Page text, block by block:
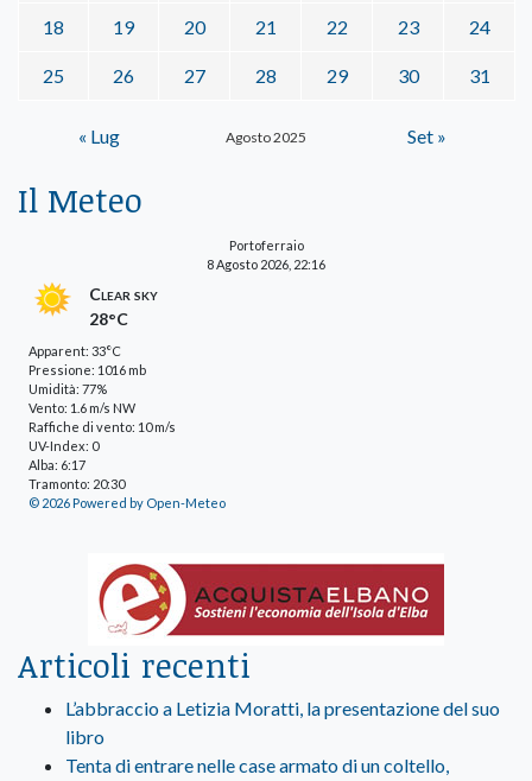
Agosto 2025
18 19 20 21 22 23 24
25 26 27 28 29 30 31
« Lug Set »
Il Meteo
Portoferraio
8 Agosto 2026, 22:16
Clear sky
28°C
Apparent: 33°C
Pressione: 1016 mb
Umidità: 77%
Vento: 1.6 m/s NW
Raffiche di vento: 10 m/s
UV-Index: 0
Alba: 6:17
Tramonto: 20:30
© 2026 Powered by Open-Meteo
Articoli recenti
L’abbraccio a Letizia Moratti, la presentazione del suo
libro
Tenta di entrare nelle case armato di un coltello,